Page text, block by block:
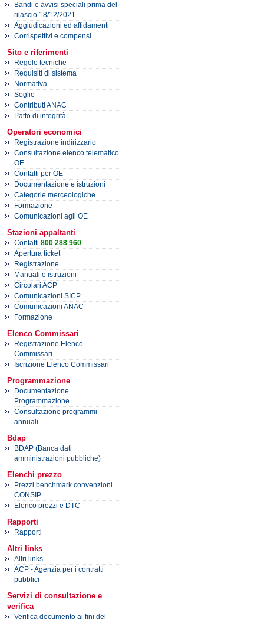
Bandi e avvisi speciali prima del
rilascio 18/12/2021
Aggiudicazioni ed affidamenti
Corrispettivi e compensi
Sito e riferimenti
Regole tecniche
Requisiti di sistema
Normativa
Soglie
Contributi ANAC
Patto di integrità
Operatori economici
Registrazione indirizzario
Consultazione elenco telematico
OE
Contatti per OE
Documentazione e istruzioni
Categorie merceologiche
Formazione
Comunicazioni agli OE
Stazioni appaltanti
Contatti 800 288 960
Apertura ticket
Registrazione
Manuali e istruzioni
Circolari ACP
Comunicazioni SICP
Comunicazioni ANAC
Formazione
Elenco Commissari
Registrazione Elenco
Commissari
Iscrizione Elenco Commissari
Programmazione
Documentazione
Programmazione
Consultazione programmi
annuali
Bdap
BDAP (Banca dati
amministrazioni pubbliche)
Elenchi prezzo
Prezzi benchmark convenzioni
CONSIP
Elenco prezzi e DTC
Rapporti
Rapporti
Altri links
Altri links
ACP - Agenzia per i contratti
pubblici
Servizi di consultazione e
verifica
Verifica documento ai fini del